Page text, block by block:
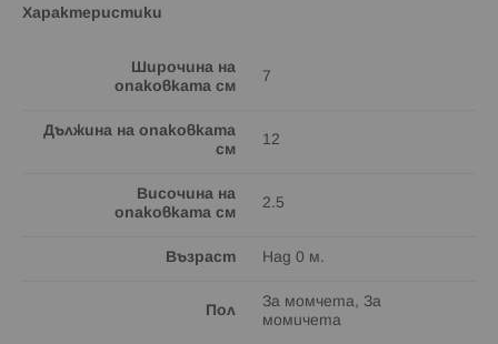
Характеристики
Широчина на
опаковката см
7
Дължина на опаковката
см
12
Височина на
опаковката см
2.5
Възраст Над 0 м.
Пол
За момчета, За
момичета